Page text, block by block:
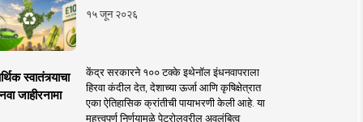
१५ जून २०२६
स्वातंत्र्याचा
जाहीरनामा
केंद्र सरकारने १०० टक्के इथेनॉल इंधनवापराला
हिरवा कंदील देत, देशाच्या ऊर्जा आणि कृषिक्षेत्रात
एका ऐतिहासिक क्रांतीची पायाभरणी केली आहे. या
महत्त्वपूर्ण निर्णयामुळे पेट्रोलवरील अवलंबित्व